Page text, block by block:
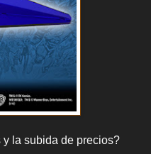
la subida de precios?